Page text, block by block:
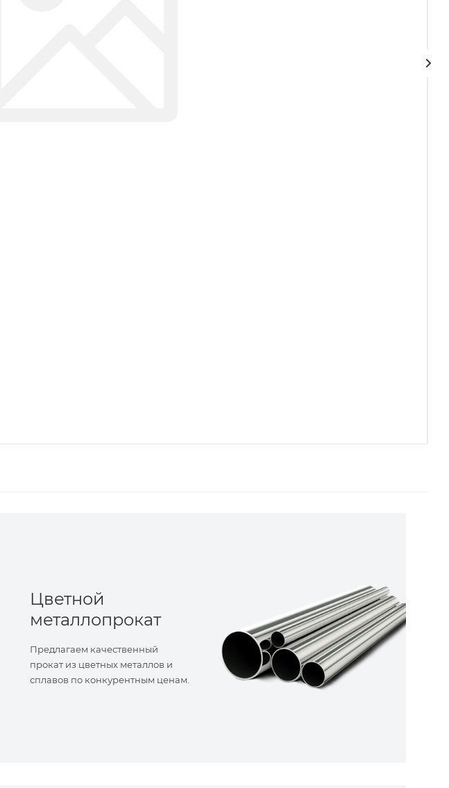
Цветной
металлопрокат
Предлагаем качественный
прокат из цветных металлов и
сплавов по конкурентным ценам.